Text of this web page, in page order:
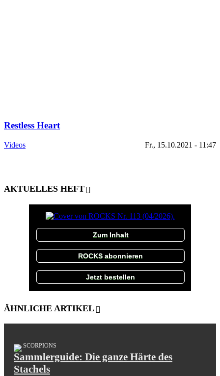
Restless Heart
Videos Fr., 15.10.2021 - 11:47
AKTUELLES HEFT
Zum Inhalt
ROCKS abonnieren
Jetzt bestellen
ÄHNLICHE ARTIKEL
SCORPIONS
Sammlerguide: Die ganze Härte des
Stachels